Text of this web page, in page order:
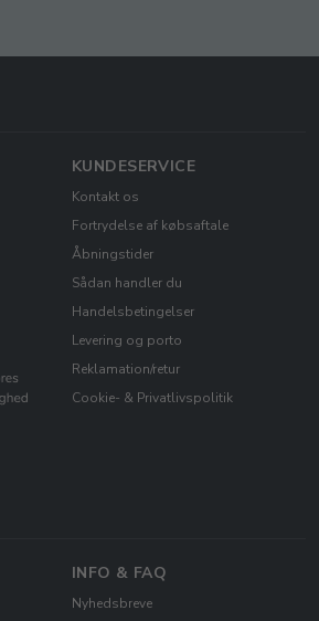
KUNDESERVICE
Kontakt os
Fortrydelse af købsaftale
Åbningstider
Sådan handler du
Handelsbetingelser
Levering og porto
Reklamation/retur
Cookie- & Privatlivspolitik
INFO & FAQ
Nyhedsbreve